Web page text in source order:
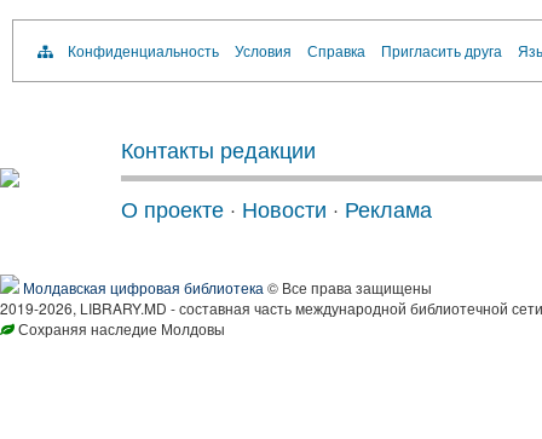
Конфиденциальность Условия Справка Пригласить друга
Контакты редакции
О проекте · Новости · Реклама
Молдавская цифровая библиотека © Все права защищены
2019-2026, LIBRARY.MD - составная часть международной библиотечной
Сохраняя наследие Молдовы